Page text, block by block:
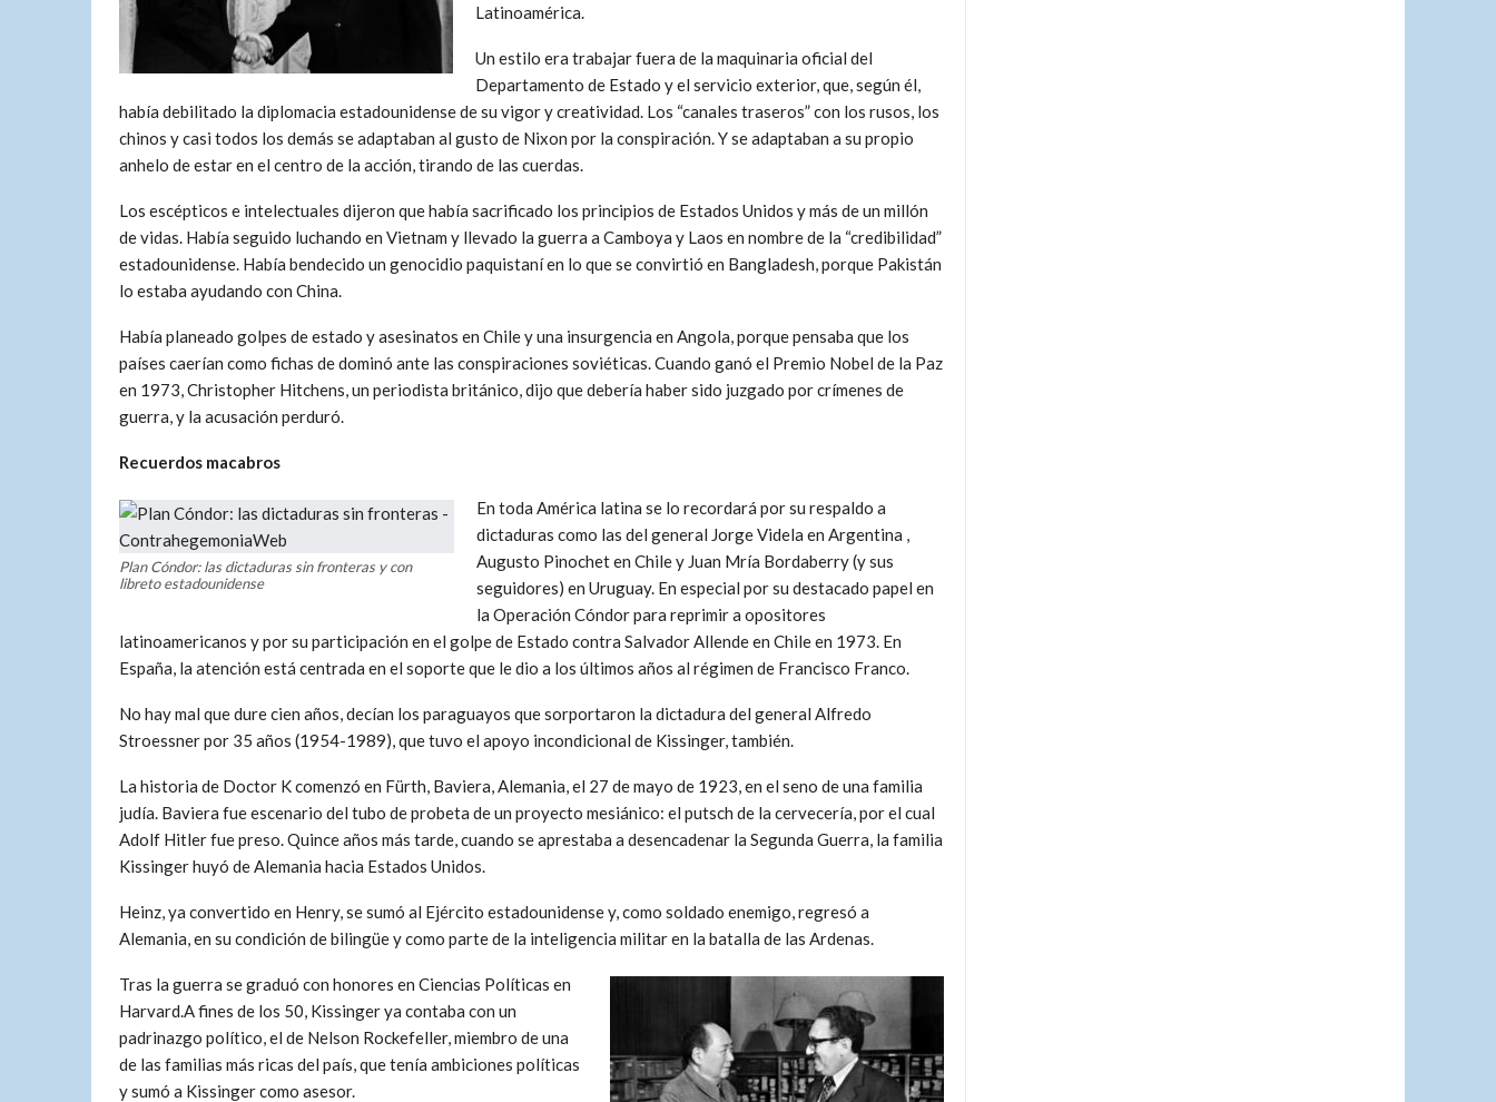
Latinoamérica.
Un estilo era trabajar fuera de la maquinaria oficial del
Departamento de Estado y el servicio exterior, que, según él,
había debilitado la diplomacia estadounidense de su vigor y creatividad. Los “canales traseros” con los rusos, los
chinos y casi todos los demás se adaptaban al gusto de Nixon por la conspiración. Y se adaptaban a su propio
anhelo de estar en el centro de la acción, tirando de las cuerdas.
Los escépticos e intelectuales dijeron que había sacrificado los principios de Estados Unidos y más de un millón
de vidas. Había seguido luchando en Vietnam y llevado la guerra a Camboya y Laos en nombre de la “credibilidad”
estadounidense. Había bendecido un genocidio paquistaní en lo que se convirtió en Bangladesh, porque Pakistán
lo estaba ayudando con China.
Había planeado golpes de estado y asesinatos en Chile y una insurgencia en Angola, porque pensaba que los
países caerían como fichas de dominó ante las conspiraciones soviéticas. Cuando ganó el Premio Nobel de la Paz
en 1973, Christopher Hitchens, un periodista británico, dijo que debería haber sido juzgado por crímenes de
guerra, y la acusación perduró.
Recuerdos macabros
Plan Cóndor: las dictaduras sin fronteras y con
libreto estadounidense
En toda América latina se lo recordará por su respaldo a
dictaduras como las del general Jorge Videla en Argentina ,
Augusto Pinochet en Chile y Juan Mría Bordaberry (y sus
seguidores) en Uruguay. En especial por su destacado papel en
la Operación Cóndor para reprimir a opositores
latinoamericanos y por su participación en el golpe de Estado contra Salvador Allende en Chile en 1973. En
España, la atención está centrada en el soporte que le dio a los últimos años al régimen de Francisco Franco.
No hay mal que dure cien años, decían los paraguayos que sorportaron la dictadura del general Alfredo
Stroessner por 35 años (1954-1989), que tuvo el apoyo incondicional de Kissinger, también.
La historia de Doctor K comenzó en Fürth, Baviera, Alemania, el 27 de mayo de 1923, en el seno de una familia
judía. Baviera fue escenario del tubo de probeta de un proyecto mesiánico: el putsch de la cervecería, por el cual
Adolf Hitler fue preso. Quince años más tarde, cuando se aprestaba a desencadenar la Segunda Guerra, la familia
Kissinger huyó de Alemania hacia Estados Unidos.
Heinz, ya convertido en Henry, se sumó al Ejército estadounidense y, como soldado enemigo, regresó a
Alemania, en su condición de bilingüe y como parte de la inteligencia militar en la batalla de las Ardenas.
Tras la guerra se graduó con honores en Ciencias Políticas en
Harvard.A fines de los 50, Kissinger ya contaba con un
padrinazgo político, el de Nelson Rockefeller, miembro de una
de las familias más ricas del país, que tenía ambiciones políticas
y sumó a Kissinger como asesor.